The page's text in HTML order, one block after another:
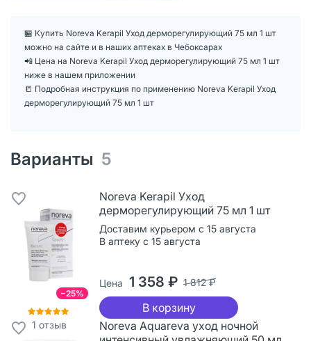
🏪 Купить Noreva Kerapil Уход дерморегулирующий 75 мл 1 шт
можно на сайте и в наших аптеках в Чебоксарах
📲 Цена на Noreva Kerapil Уход дерморегулирующий 75 мл 1 шт
ниже в нашем приложении
📒 Подробная инструкция по применению Noreva Kerapil Уход
дерморегулирующий 75 мл 1 шт
Варианты 5
−25%
1 отзыв
Noreva Kerapil Уход
дерморегулирующий 75 мл 1 шт
Доставим курьером с 15 августа
В аптеку с 15 августа
Цена 1 358 ₽ 1 812 ₽
В корзину
Noreva Aquareva уход ночной